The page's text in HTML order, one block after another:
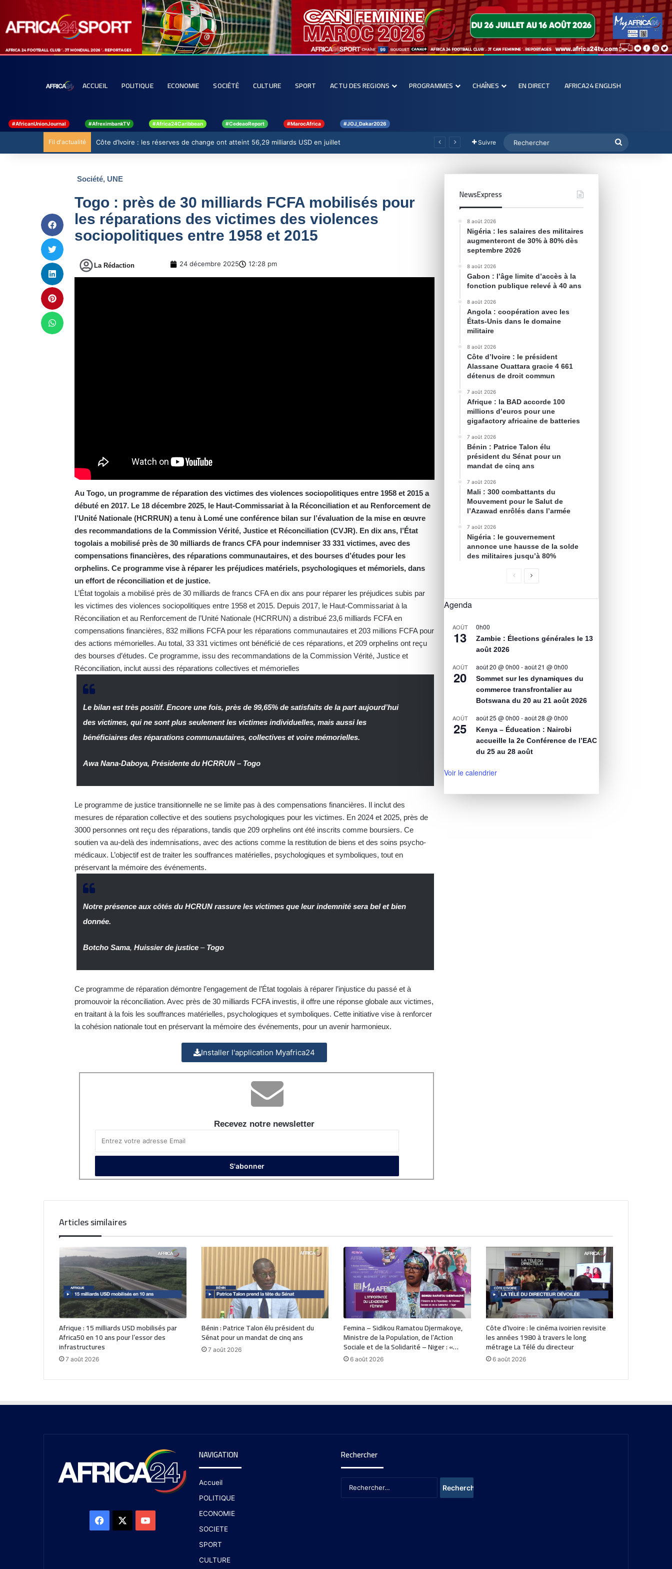
ACCUEIL POLITIQUE ECONOMIE SOCIÉTÉ CULTURE SPORT ACTU DES REGIONS PROGRAMMES CHAÎNES EN DIRECT AFRICA24 ENGLISH
#AfricanUnionJournal #AfreximbankTV #Africa24Caribbean #CedeaoReport #MarocAfrica #JOJ_Dakar2026
Fil d'actualité Côte d’Ivoire : les réserves de change ont atteint 56,29 milliards USD en juillet Suivre
Société, UNE
Togo : près de 30 milliards FCFA mobilisés pour
les réparations des victimes des violences
sociopolitiques entre 1958 et 2015
La Rédaction 24 décembre 2025 12:28 pm
Au Togo, un programme de réparation des victimes des violences sociopolitiques entre 1958 et 2015 a
débuté en 2017. Le 18 décembre 2025, le Haut-Commissariat à la Réconciliation et au Renforcement de
l’Unité Nationale (HCRRUN) a tenu à Lomé une conférence bilan sur l’évaluation de la mise en œuvre
des recommandations de la Commission Vérité, Justice et Réconciliation (CVJR). En dix ans, l’État
togolais a mobilisé près de 30 milliards de francs CFA pour indemniser 33 331 victimes, avec des
compensations financières, des réparations communautaires, et des bourses d’études pour les
orphelins. Ce programme vise à réparer les préjudices matériels, psychologiques et mémoriels, dans
un effort de réconciliation et de justice.
L’État togolais a mobilisé près de 30 milliards de francs CFA en dix ans pour réparer les préjudices subis par
les victimes des violences sociopolitiques entre 1958 et 2015. Depuis 2017, le Haut-Commissariat à la
Réconciliation et au Renforcement de l’Unité Nationale (HCRRUN) a distribué 23,6 milliards FCFA en
compensations financières, 832 millions FCFA pour les réparations communautaires et 203 millions FCFA pour
des actions mémorielles. Au total, 33 331 victimes ont bénéficié de ces réparations, et 209 orphelins ont reçu
des bourses d’études. Ce programme, issu des recommandations de la Commission Vérité, Justice et
Réconciliation, inclut aussi des réparations collectives et mémorielles
Le bilan est très positif. Encore une fois, près de 99,65% de satisfaits de la part aujourd’hui
des victimes, qui ne sont plus seulement les victimes individuelles, mais aussi les
bénéficiaires des réparations communautaires, collectives et voire mémorielles.
Awa Nana-Daboya, Présidente du HCRRUN – Togo
Le programme de justice transitionnelle ne se limite pas à des compensations financières. Il inclut des
mesures de réparation collective et des soutiens psychologiques pour les victimes. En 2024 et 2025, près de
3000 personnes ont reçu des réparations, tandis que 209 orphelins ont été inscrits comme boursiers. Ce
soutien va au-delà des indemnisations, avec des actions comme la restitution de biens et des soins psycho-
médicaux. L’objectif est de traiter les souffrances matérielles, psychologiques et symboliques, tout en
préservant la mémoire des événements.
Notre présence aux côtés du HCRUN rassure les victimes que leur indemnité sera bel et bien
donnée.
Botcho Sama,Huissier de justice – Togo
Ce programme de réparation démontre l’engagement de l’État togolais à réparer l’injustice du passé et à
promouvoir la réconciliation. Avec près de 30 milliards FCFA investis, il offre une réponse globale aux victimes,
en traitant à la fois les souffrances matérielles, psychologiques et symboliques. Cette initiative vise à renforcer
la cohésion nationale tout en préservant la mémoire des événements, pour un avenir harmonieux.
Installer l'application Myafrica24
Recevez notre newsletter
NewsExpress
8 août 2026
Nigéria : les salaires des militaires
augmenteront de 30% à 80% dès
septembre 2026
8 août 2026
Gabon : l’âge limite d’accès à la
fonction publique relevé à 40 ans
8 août 2026
Angola : coopération avec les
États-Unis dans le domaine
militaire
8 août 2026
Côte d’Ivoire : le président
Alassane Ouattara gracie 4 661
détenus de droit commun
7 août 2026
Afrique : la BAD accorde 100
millions d’euros pour une
gigafactory africaine de batteries
7 août 2026
Bénin : Patrice Talon élu
président du Sénat pour un
mandat de cinq ans
7 août 2026
Mali : 300 combattants du
Mouvement pour le Salut de
l’Azawad enrôlés dans l’armée
7 août 2026
Nigéria : le gouvernement
annonce une hausse de la solde
des militaires jusqu’à 80%
Agenda
AOÛT
13
0h00
Zambie : Élections générales le 13
août 2026
AOÛT
20
août 20 @ 0h00 -août 21 @ 0h00
Sommet sur les dynamiques du
commerce transfrontalier au
Botswana du 20 au 21 août 2026
AOÛT
25
août 25 @ 0h00 -août 28 @ 0h00
Kenya – Éducation : Nairobi
accueille la 2e Conférence de l’EAC
du 25 au 28 août
Voir le calendrier
Articles similaires
Afrique : 15 milliards USD mobilisés par
Africa50 en 10 ans pour l’essor des
infrastructures
7 août 2026
Bénin : Patrice Talon élu président du
Sénat pour un mandat de cinq ans
7 août 2026
Femina – Sidikou Ramatou Djermakoye,
Ministre de la Population, de l’Action
Sociale et de la Solidarité – Niger : «…
6 août 2026
Côte d’Ivoire : le cinéma ivoirien revisite
les années 1980 à travers le long
métrage La Télé du directeur
6 août 2026
NAVIGATION
Accueil
POLITIQUE
ECONOMIE
SOCIETE
SPORT
CULTURE
Rechercher